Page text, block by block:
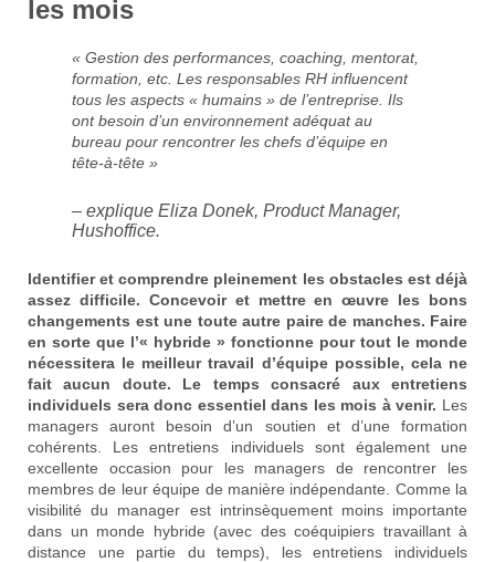
les mois
« Gestion des performances, coaching, mentorat,
formation, etc. Les responsables RH influencent
tous les aspects « humains » de l’entreprise. Ils
ont besoin d’un environnement adéquat au
bureau pour rencontrer les chefs d’équipe en
tête-à-tête »
– explique Eliza Donek, Product Manager,
Hushoffice.
Identifier et comprendre pleinement les obstacles est déjà
assez difficile. Concevoir et mettre en œuvre les bons
changements est une toute autre paire de manches. Faire
en sorte que l’« hybride » fonctionne pour tout le monde
nécessitera le meilleur travail d’équipe possible, cela ne
fait aucun doute. Le temps consacré aux entretiens
individuels sera donc essentiel dans les mois à venir. Les
managers auront besoin d’un soutien et d’une formation
cohérents. Les entretiens individuels sont également une
excellente occasion pour les managers de rencontrer les
membres de leur équipe de manière indépendante. Comme la
visibilité du manager est intrinsèquement moins importante
dans un monde hybride (avec des coéquipiers travaillant à
distance une partie du temps), les entretiens individuels